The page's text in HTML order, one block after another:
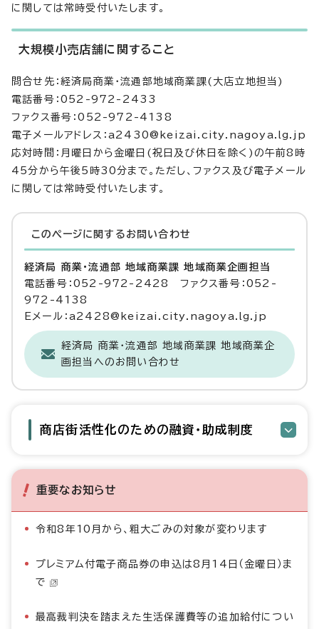
に関しては常時受付いたします。
大規模小売店舗に関すること
問合せ先：経済局商業・流通部地域商業課(大店立地担当)
電話番号：052-972-2433
ファクス番号：052-972-4138
電子メールアドレス：a2430@keizai.city.nagoya.lg.jp
応対時間：月曜日から金曜日(祝日及び休日を除く)の午前8時
45分から午後5時30分まで。ただし、ファクス及び電子メール
に関しては常時受付いたします。
このページに関する お問い合わせ
経済局 商業・流通部 地域商業課 地域商業企画担当
電話番号：052-972-2428 ファクス番号：052-
972-4138
Eメール：a2428@keizai.city.nagoya.lg.jp
経済局 商業・流通部 地域商業課 地域商業企
画担当へのお問い合わせ
商店街活性化のための融資・助成制度
重要なお知らせ
令和8年10月から、粗大ごみの対象が変わります
プレミアム付電子商品券の申込は8月14日（金曜日）ま
で
最高裁判決を踏まえた生活保護費等の追加給付につい